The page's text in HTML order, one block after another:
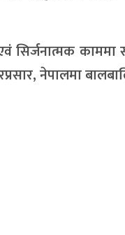
सिर्जनात्मक
नेपालमा